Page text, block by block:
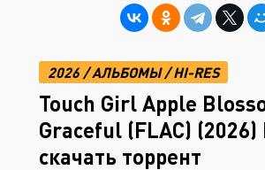
Или войти через
2026 /АЛЬБОМЫ/HI-RES
Touch Girl Apple
Graceful (FLAC) (2026)
скачать торрент